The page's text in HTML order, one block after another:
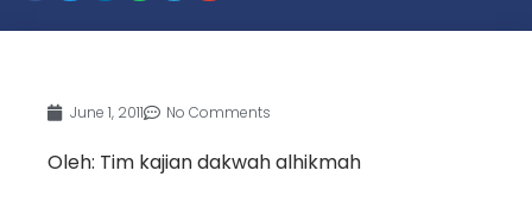
June 1, 2011 No Comments
Oleh: Tim kajian dakwah alhikmah